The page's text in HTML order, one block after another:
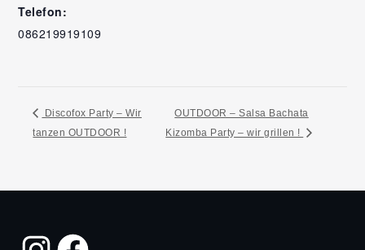
Telefon:
086219919109
Discofox Party – Wir
tanzen OUTDOOR !
OUTDOOR – Salsa Bachata
Kizomba Party – wir grillen !